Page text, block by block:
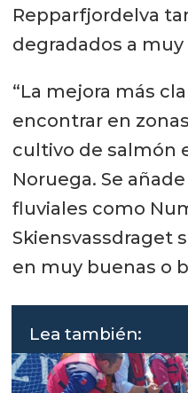
Repparfjordelva
degradados a
“La mejora más
encontrar en
cultivo de salmón
Noruega. Se
fluviales como
Skiensvassdraget
en muy buenas o
Lea también: